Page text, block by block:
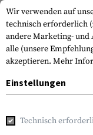
Home
Wir verwenden auf
technisch erforderlich
andere Marketing- und
alle (unsere
akzeptieren. Mehr
Einstellungen
Technisch